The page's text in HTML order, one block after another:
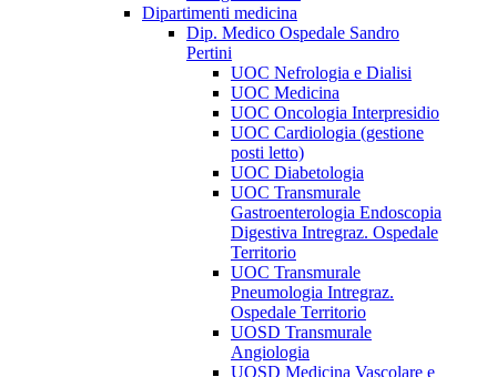
Dipartimenti medicina
Dip. Medico Ospedale Sandro
Pertini
UOC Nefrologia e Dialisi
UOC Medicina
UOC Oncologia Interpresidio
UOC Cardiologia (gestione
posti letto)
UOC Diabetologia
UOC Transmurale
Gastroenterologia Endoscopia
Digestiva Intregraz. Ospedale
Territorio
UOC Transmurale
Pneumologia Intregraz.
Ospedale Territorio
UOSD Transmurale
Angiologia
UOSD Medicina Vascolare e